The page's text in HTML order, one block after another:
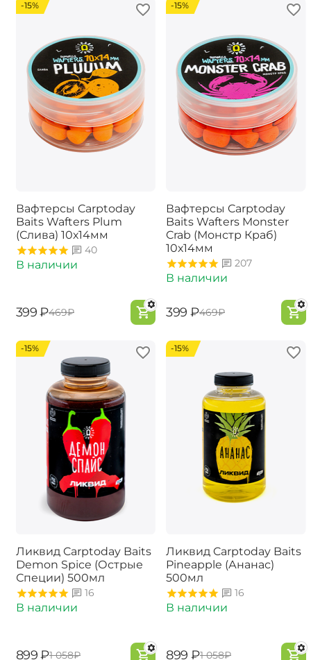
-15%
Вафтерсы Carptoday
Baits Wafters Plum
(Слива) 10х14мм
40
В наличии
‍399‍ ₽‍469‍₽
-15%
Вафтерсы Carptoday
Baits Wafters Monster
Crab (Монстр Краб)
10х14мм
207
В наличии
‍399‍ ₽‍469‍₽
-15%
Ликвид Carptoday Baits
Demon Spice (Острые
Специи) 500мл
16
В наличии
‍899‍ ₽‍1 058‍₽
-15%
Ликвид Carptoday Baits
Pineapple (Ананас)
500мл
16
В наличии
‍899‍ ₽‍1 058‍₽